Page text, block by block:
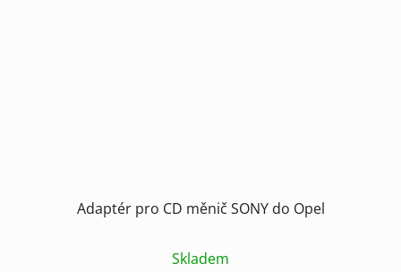
Adaptér pro CD měnič SONY do Opel
Skladem